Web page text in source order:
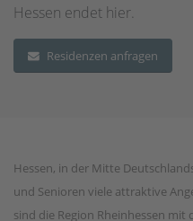
Hessen endet hier.
Residenzen anfragen
Hessen, in der Mitte
und Senioren viele attraktive
sind die Region Rheinhessen